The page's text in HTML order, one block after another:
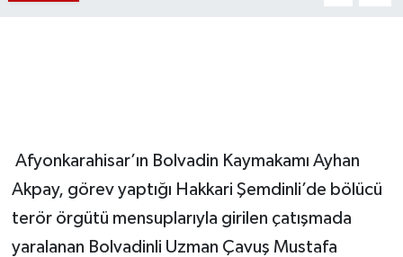
Afyonkarahisar’ın Bolvadin Kaymakamı Ayhan
Akpay, görev yaptığı Hakkari Şemdinli’de bölücü
terör örgütü mensuplarıyla girilen çatışmada
yaralanan Bolvadinli Uzman Çavuş Mustafa